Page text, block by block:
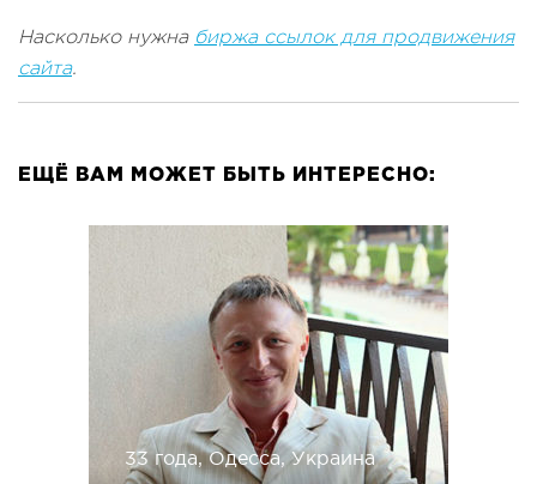
Насколько нужна биржа ссылок для продвижения
сайта.
ЕЩЁ ВАМ МОЖЕТ БЫТЬ ИНТЕРЕСНО:
33 года, Одесса, Украина